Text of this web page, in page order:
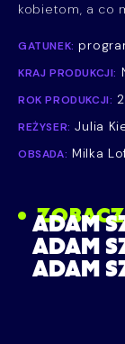
kobietom, a co
GATUNEK:
KRAJ PRODUKCJI:
ROK PRODUKCJI:
REŻYSER: Julia
OBSADA: Milka
ADAM
ADAM
ADAM